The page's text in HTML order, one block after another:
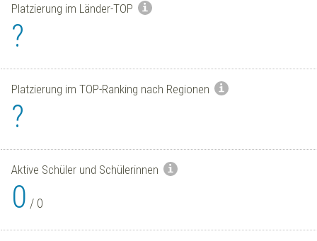
Platzierung im Länder-TOP
?
Platzierung im TOP-Ranking nach Regionen
?
Aktive Schüler und Schülerinnen
0 / 0